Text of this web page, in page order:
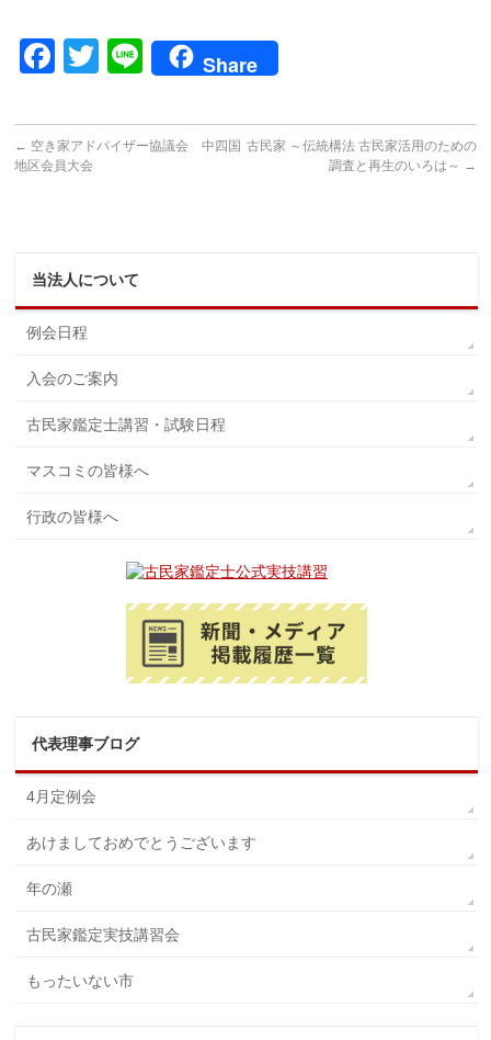
Facebook
Twitter
LineShare
← 空き家アドバイザー協議会 中四国
地区会員大会
古民家 ～伝統構法 古民家活用のための
調査と再生のいろは～ →
当法人について
例会日程
入会のご案内
古民家鑑定士講習・試験日程
マスコミの皆様へ
行政の皆様へ
代表理事ブログ
4月定例会
あけましておめでとうございます
年の瀬
古民家鑑定実技講習会
もったいない市